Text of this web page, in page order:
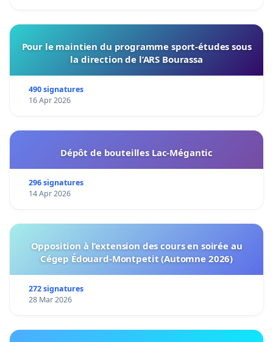
Pour le maintien du programme sport-études sous
la direction de l’ARS Bourassa
490 signatures
16 Apr 2026
Dépôt de bouteilles Lac-Mégantic
296 signatures
14 Apr 2026
Opposition à l’extension des cours en soirée au
Cégep Édouard-Montpetit (Automne 2026)
272 signatures
28 Mar 2026